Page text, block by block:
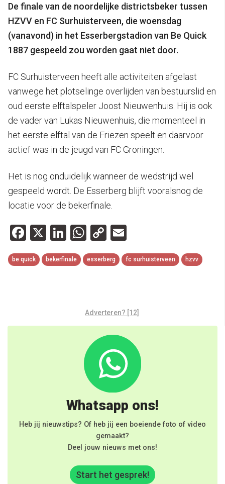
De finale van de noordelijke districtsbeker tussen
HZVV en FC Surhuisterveen, die woensdag
(vanavond) in het Esserbergstadion van Be Quick
1887 gespeeld zou worden gaat niet door.
FC Surhuisterveen heeft alle activiteiten afgelast
vanwege het plotselinge overlijden van bestuurslid en
oud eerste elftalspeler Joost Nieuwenhuis. Hij is ook
de vader van Lukas Nieuwenhuis, die momenteel in
het eerste elftal van de Friezen speelt en daarvoor
actief was in de jeugd van FC Groningen.
Het is nog onduidelijk wanneer de wedstrijd wel
gespeeld wordt. De Esserberg blijft vooralsnog de
locatie voor de bekerfinale.
Facebook
X LinkedIn
WhatsApp
Copy
Link
be quick bekerfinale esserberg fc surhuisterveen hzvv
Adverteren? [12]
Whatsapp ons!
Heb jij nieuwstips? Of heb jij een boeiende foto of video
gemaakt?
Deel jouw nieuws met ons!
Start het gesprek!